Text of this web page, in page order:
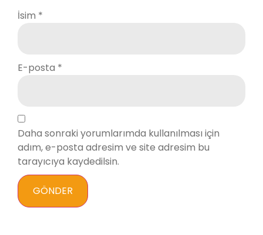
İsim *
E-posta *
Daha sonraki yorumlarımda kullanılması için
adım, e-posta adresim ve site adresim bu
tarayıcıya kaydedilsin.